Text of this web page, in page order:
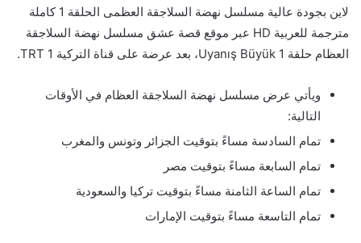
لاين بجودة عالية مسلسل نهضة السلاجقة العظمى الحلقة 1 كاملة
مترجمة للعربية HD عبر موقع قصة عشق مسلسل نهضة السلاجقة
العظام حلقة 1 Uyanış Büyük، بعد عرضة على قناة التركية TRT 1.
ويأتي عرض مسلسل نهضة السلاجقة العظام في الأوقات
التالية:
تمام السادسة مساءً بتوقيت الجزائر وتونس والمغرب
تمام السابعة مساءً بتوقيت مصر
تمام الساعة الثامنة مساءً بتوقيت تركيا والسعودية
تمام التاسعة مساءً بتوقيت الإمارات